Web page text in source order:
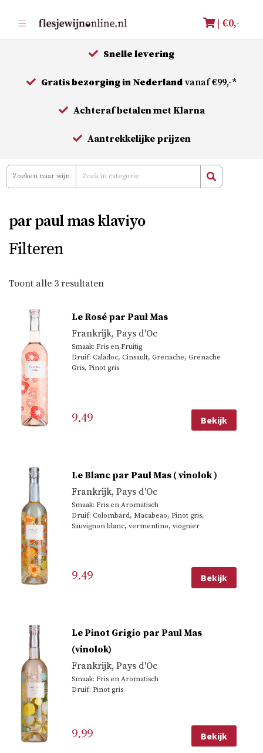
naar
de
| €0,-
Snelle levering
Gratis bezorging in Nederland vanaf €99,-*
Achteraf betalen met Klarna
Aantrekkelijke prijzen
par paul mas klaviyo
Filteren
Toont alle 3 resultaten
populariteit
Le Rosé par Paul Mas
Frankrijk, Pays d'Oc
Smaak: Fris en Fruitig
Druif: Caladoc, Cinsault, Grenache, Grenache
Gris, Pinot gris
9.49 Bekijk
Le Blanc par Paul Mas ( vinolok )
Frankrijk, Pays d'Oc
Smaak: Fris en Aromatisch
Druif: Colombard, Macabeao, Pinot gris,
Sauvignon blanc, vermentino, viognier
9.49 Bekijk
Le Pinot Grigio par Paul Mas
(vinolok)
Frankrijk, Pays d'Oc
Smaak: Fris en Aromatisch
Druif: Pinot gris
9.99 Bekijk